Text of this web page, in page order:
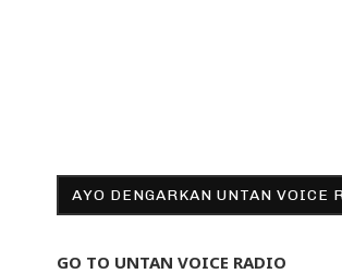
AYO DENGARKAN UNTAN VOICE
GO TO UNTAN VOICE RADIO